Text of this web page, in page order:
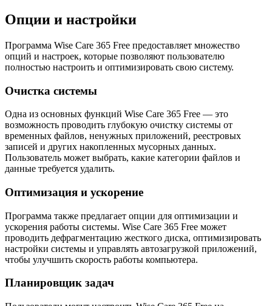
Опции и настройки
Программа Wise Care 365 Free предоставляет множество
опций и настроек, которые позволяют пользователю
полностью настроить и оптимизировать свою систему.
Очистка системы
Одна из основных функций Wise Care 365 Free — это
возможность проводить глубокую очистку системы от
временных файлов, ненужных приложений, реестровых
записей и других накопленных мусорных данных.
Пользователь может выбрать, какие категории файлов и
данные требуется удалить.
Оптимизация и ускорение
Программа также предлагает опции для оптимизации и
ускорения работы системы. Wise Care 365 Free может
проводить дефрагментацию жесткого диска, оптимизировать
настройки системы и управлять автозагрузкой приложений,
чтобы улучшить скорость работы компьютера.
Планировщик задач